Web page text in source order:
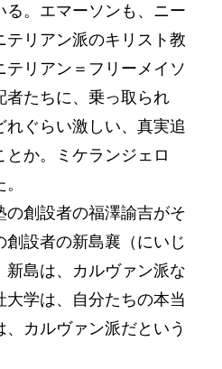
。エマーソンも、ニー
テリアン派のキリスト教
リアン＝フリーメイソ
者たちに、乗っ取られ
れぐらい激しい、真実追
か。ミケランジェロ
創設者の福澤諭吉がそ
設者の新島襄（にいじ
新島は、カルヴァン派な
学は、自分たちの本当
カルヴァン派だという